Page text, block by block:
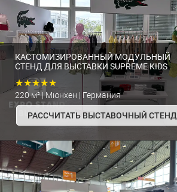
КАСТОМИЗИРОВАННЫЙ МОДУЛЬНЫЙ
СТЕНД ДЛЯ ВЫСТАВКИ SUPREME KIDS
★★★★★
220 м² | Мюнхен | Германия
РАССЧИТАТЬ ВЫСТАВОЧНЫЙ СТЕНД